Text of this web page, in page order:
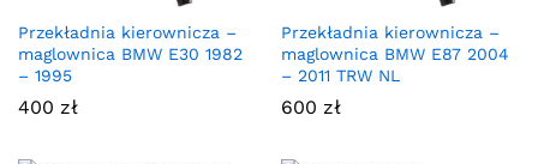
Przekładnia kierownicza –
maglownica BMW E30 1982
– 1995
400 zł
Przekładnia kierownicza –
maglownica BMW E87 2004
– 2011 TRW NL
600 zł